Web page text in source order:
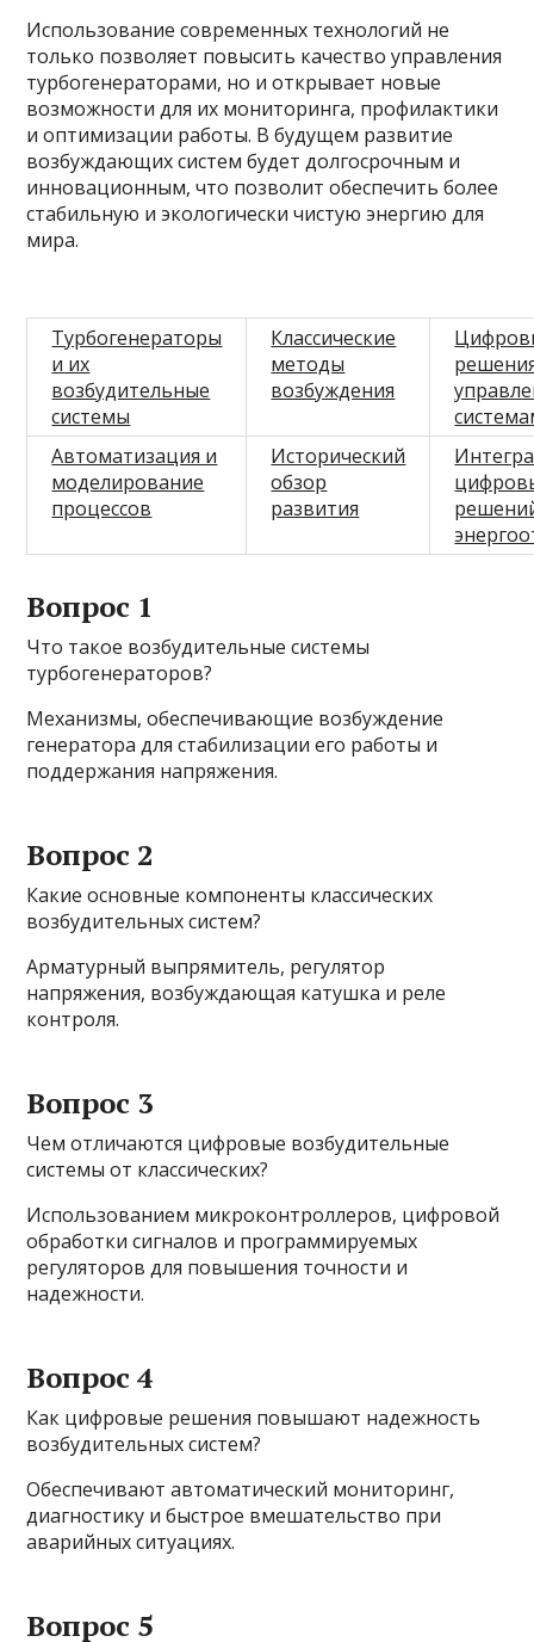
Использование современных технологий не
только позволяет повысить качество управления
турбогенераторами, но и открывает новые
возможности для их мониторинга, профилактики
и оптимизации работы. В будущем развитие
возбуждающих систем будет долгосрочным и
инновационным, что позволит обеспечить более
стабильную и экологически чистую энергию для
мира.
Турбогенераторы
и их
возбудительные
системы
Классические
методы
возбуждения
Автоматизация и
моделирование
процессов
Исторический
обзор
развития
Вопрос 1
Что такое возбудительные системы
турбогенераторов?
Механизмы, обеспечивающие возбуждение
генератора для стабилизации его работы и
поддержания напряжения.
Вопрос 2
Какие основные компоненты классических
возбудительных систем?
Арматурный выпрямитель, регулятор
напряжения, возбуждающая катушка и реле
контроля.
Вопрос 3
Чем отличаются цифровые возбудительные
системы от классических?
Использованием микроконтроллеров, цифровой
обработки сигналов и программируемых
регуляторов для повышения точности и
надежности.
Вопрос 4
Как цифровые решения повышают надежность
возбудительных систем?
Обеспечивают автоматический мониторинг,
диагностику и быстрое вмешательство при
аварийных ситуациях.
Вопрос 5